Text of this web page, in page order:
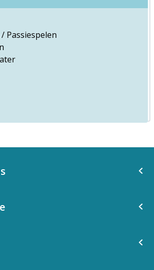
Passiespelen